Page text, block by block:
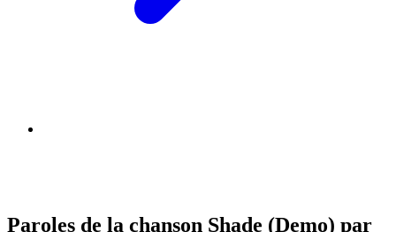
Paroles de la chanson Shade (Demo) par